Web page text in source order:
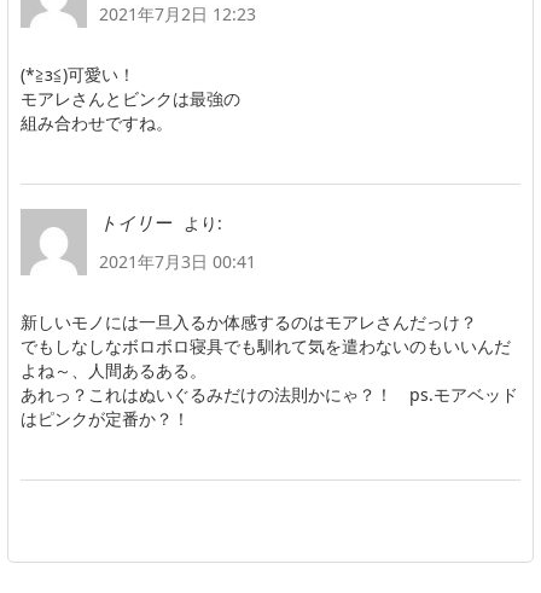
2021年7月2日 12:23
(*≧з≦)可愛い！
モアレさんとビンクは最強の
組み合わせですね。
トイリー
より:
2021年7月3日 00:41
新しいモノには一旦入るか体感するのはモアレさんだっけ？
でもしなしなボロボロ寝具でも馴れて気を遣わないのもいいんだ
よね～、人間あるある。
あれっ？これはぬいぐるみだけの法則かにゃ？！ ps.モアベッド
はピンクが定番か？！